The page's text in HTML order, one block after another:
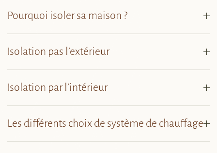
Pourquoi isoler sa maison ?
Isolation pas l’extérieur
Isolation par l’intérieur
Les différents choix de système de chauffage